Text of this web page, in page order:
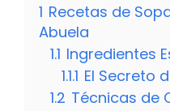
1 Recetas de
Abuela
1.1 Ingredientes
1.1.1 El Secreto
1.2 Técnicas de